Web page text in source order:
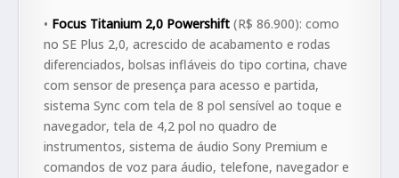
• Focus Titanium 2,0 Powershift (R$ 86.900): como
no SE Plus 2,0, acrescido de acabamento e rodas
diferenciados, bolsas infláveis do tipo cortina, chave
com sensor de presença para acesso e partida,
sistema Sync com tela de 8 pol sensível ao toque e
navegador, tela de 4,2 pol no quadro de
instrumentos, sistema de áudio Sony Premium e
comandos de voz para áudio, telefone, navegador e